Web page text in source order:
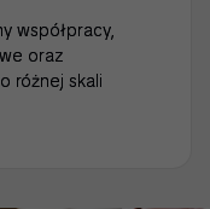
współpracy,
oraz
różnej skali